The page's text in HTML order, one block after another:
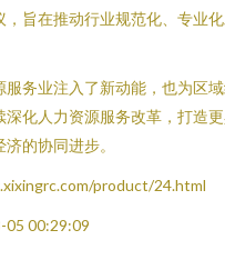
旨在推动行业规范化、专业
务业注入了新动能，也为区
化人力资源服务改革，打造
的协同进步。
product/24.html
05 00:29:09